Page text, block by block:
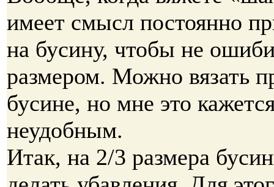
имеет смысл постоянно
на бусину, чтобы не
размером. Можно вязать
бусине, но мне это
неудобным.
Итак, на 2/3 размера